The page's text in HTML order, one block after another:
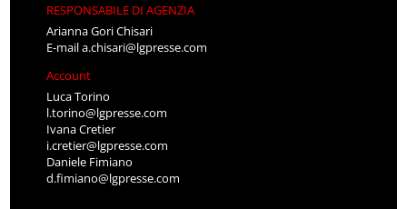
RESPONSABILE DI AGENZIA
Arianna Gori Chisari
E-maila.chisari@lgpresse.com
Account
Luca Torino
l.torino@lgpresse.com
Ivana Cretier
i.cretier@lgpresse.com
Daniele Fimiano
d.fimiano@lgpresse.com